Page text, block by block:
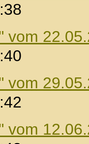
vom
vom
vom